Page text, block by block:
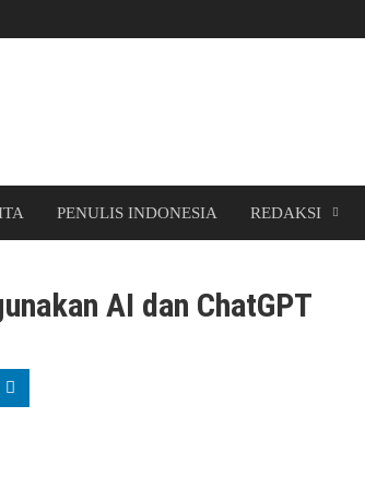
PENULIS INDONESIA REDAKSI
AI dan ChatGPT